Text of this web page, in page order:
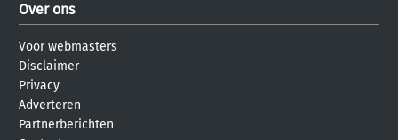
Over ons
Voor webmasters
Disclaimer
Privacy
Adverteren
Partnerberichten